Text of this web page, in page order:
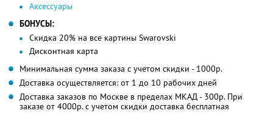
Аксессуары
БОНУСЫ:
Скидка 20% на все картины Swarovski
Дисконтная карта
Минимальная сумма заказа с учетом скидки - 1000р.
Доставка осуществляется: от 1 до 10 рабочих дней
Доставка заказов по Москве в пределах МКАД - 300р. При
заказе от 4000р. с учетом скидки доставка бесплатная